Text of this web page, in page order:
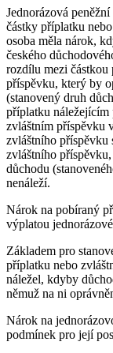
Jednorázová
částky příplatku
osoba měla nárok,
českého
rozdílu mezi
příspěvku, který by
(stanovený druh
příplatku náležejícím
zvláštním příspěvku
zvláštního příspěvku
zvláštního
důchodu
nenáleží.
Nárok na pobíraný
výplatou
Základem pro
příplatku nebo
náležel, kdyby
němuž na ni
Nárok na
podmínek pro její